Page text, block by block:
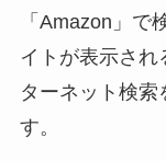
「Amazon」で
イトが表示さ
ターネット検索
す。